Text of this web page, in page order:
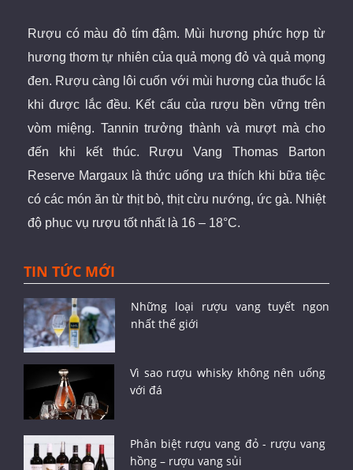
Rượu có màu đỏ tím đậm. Mùi hương phức hợp từ
hương thơm tự nhiên của quả mọng đỏ và quả mọng
đen. Rượu càng lôi cuốn với mùi hương của thuốc lá
khi được lắc đều. Kết cấu của rượu bền vững trên
vòm miệng. Tannin trưởng thành và mượt mà cho
đến khi kết thúc. Rượu Vang Thomas Barton
Reserve Margaux là thức uống ưa thích khi bữa tiệc
có các món ăn từ thịt bò, thịt cừu nướng, ức gà. Nhiệt
độ phục vụ rượu tốt nhất là 16 – 18°C.
TIN TỨC MỚI
Những loại rượu vang tuyết ngon
nhất thế giới
Vì sao rượu whisky không nên uống
với đá
Phân biệt rượu vang đỏ - rượu vang
hồng – rượu vang sủi